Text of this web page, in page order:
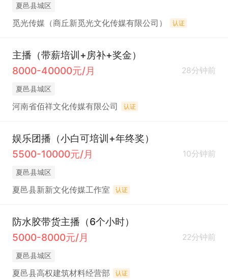
夏邑县城区
觅光传媒（商丘新觅光文化传媒有限公司） 认证
主播（带薪培训+房补+奖金）
8000-40000元/月
28分钟前
夏邑县城区
河南省佰祥文化传媒有限公司 认证
娱乐团播（小白可培训+年终奖）
5500-10000元/月
10分钟前
夏邑县城区
夏邑县新新文化传媒工作室 认证
防水胶带货主播（6个小时）
5000-8000元/月
22分钟前
夏邑县城区
夏邑县高权建筑材料经营部 认证